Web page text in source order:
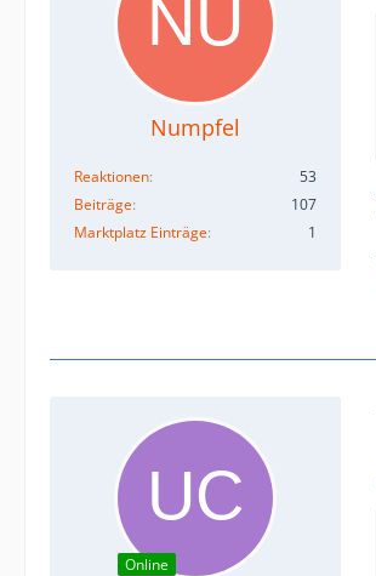
Numpfel
Reaktionen
53
Beiträge
107
Marktplatz Einträge
1
Online